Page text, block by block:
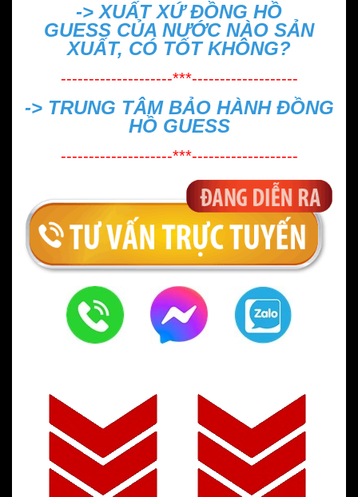
->XUẤT XỨ ĐỒNG HỒ
GUESS CỦA NƯỚC NÀO SẢN
XUẤT, CÓ TỐT KHÔNG?
--------------------***-------------------
-> TRUNG TÂM BẢO HÀNH ĐỒNG
HỒ GUESS
--------------------***-------------------